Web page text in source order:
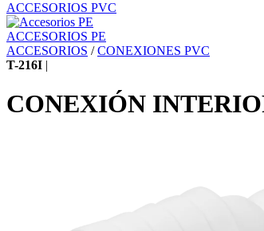
ACCESORIOS PVC
ACCESORIOS PE
ACCESORIOS /CONEXIONES PVC
T-216I |
CONEXIÓN